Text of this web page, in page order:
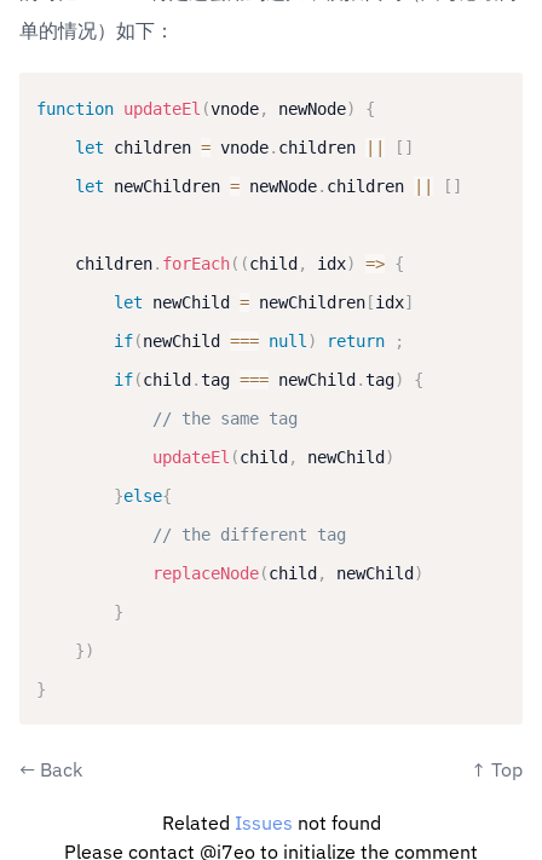
单的情况）如下：
function updateEl (vnode, newNode)
{
let children = vnode. children [ ]
let newChildren = newNode. children [ ]
    children
. forEach( (child , idx) => {
let newChild = newChildren[idx]
if(newChild === null ) return
;
if(child .tag === newChild .tag)
{
// the same tag
updateEl (child , newChild )
}else{
// the different tag
replaceNode(child , newChild )
}
})
}
← Back ↑ Top
Related Issues not found
Please contact @i7eo to initialize the comment